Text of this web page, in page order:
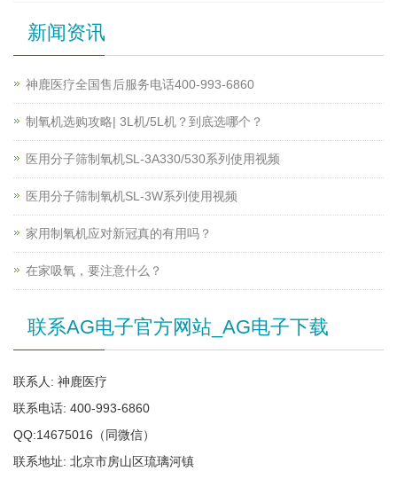
新闻资讯
神鹿医疗全国售后服务电话400-993-6860
制氧机选购攻略| 3L机/5L机？到底选哪个？
医用分子筛制氧机SL-3A330/530系列使用视频
医用分子筛制氧机SL-3W系列使用视频
家用制氧机应对新冠真的有用吗？
在家吸氧，要注意什么？
联系AG电子官方网站_AG电子下载
联系人: 神鹿医疗
联系电话: 400-993-6860
QQ:14675016（同微信）
联系地址: 北京市房山区琉璃河镇